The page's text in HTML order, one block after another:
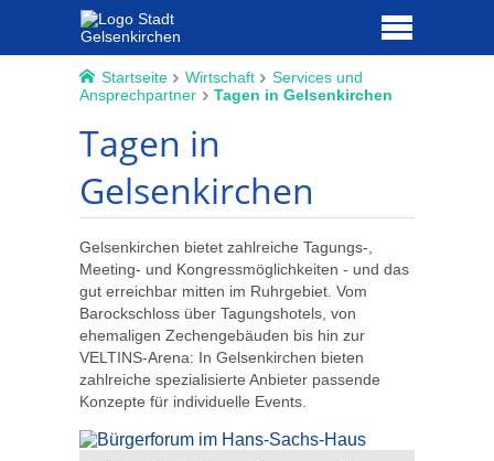
Startseite Wirtschaft
Services und
Ansprechpartner
Tagen in Gelsenkirchen
Tagen in
Gelsenkirchen
Gelsenkirchen bietet zahlreiche Tagungs-,
Meeting- und Kongressmöglichkeiten - und das
gut erreichbar mitten im Ruhrgebiet. Vom
Barockschloss über Tagungshotels, von
ehemaligen Zechengebäuden bis hin zur
VELTINS-Arena: In Gelsenkirchen bieten
zahlreiche spezialisierte Anbieter passende
Konzepte für individuelle Events.